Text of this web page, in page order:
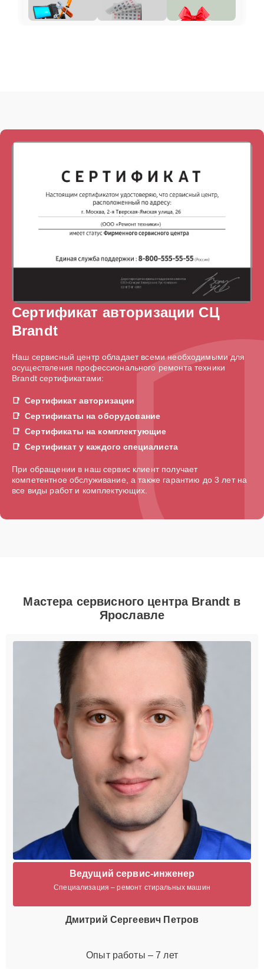
Сертификат авторизации СЦ
Brandt
Наш сервисный центр обладает всеми необходимыми для
осуществления профессионального ремонта техники
Brandt сертификатами:
Сертификат авторизации
Сертификаты на оборудование
Сертификаты на комплектующие
Сертификат у каждого специалиста
При обращении в наш сервис клиент получает
компетентное обслуживание, а также гарантию до 3 лет на
все виды работ и комплектующих.
Мастера сервисного центра Brandt в
Ярославле
Ведущий сервис-инженер
Специализация – ремонт стиральных машин
Дмитрий Сергеевич Петров
Опыт работы – 7 лет